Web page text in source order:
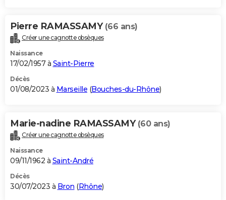
Pierre RAMASSAMY (66 ans)
Créer une cagnotte obsèques
Naissance
17/02/1957 à Saint-Pierre
Décès
01/08/2023 à Marseille (Bouches-du-Rhône)
Marie-nadine RAMASSAMY (60 ans)
Créer une cagnotte obsèques
Naissance
09/11/1962 à Saint-André
Décès
30/07/2023 à Bron (Rhône)